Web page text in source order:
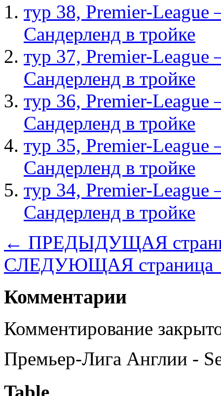
тур 38, Рremier-
Сандерленд в тройке
тур 37, Рremier-
Сандерленд в тройке
тур 36, Рremier-
Сандерленд в тройке
тур 35, Рremier-
Сандерленд в тройке
тур 34, Рremier-
Сандерленд в тройке
← ПРЕДЫДУЩАЯ
СЛЕДУЮЩАЯ
Комментарии
Комментирование
Премьер-Лига Англии -
Table